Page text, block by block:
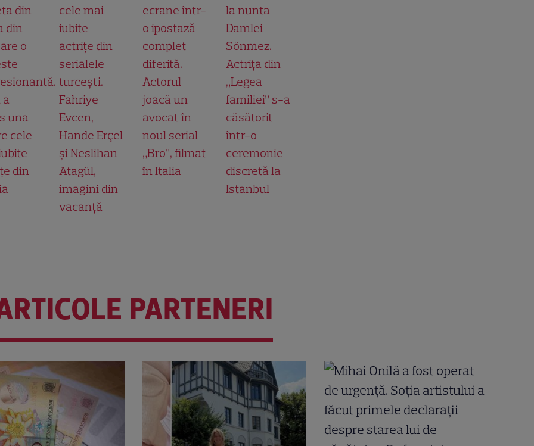
din
din
o
a
una
cele
din
cele mai
iubite
actrițe din
serialele
turcești.
Fahriye
Evcen,
Hande Erçel
și Neslihan
Atagül,
imagini din
vacanță
ecrane într-
o ipostază
complet
diferită.
Actorul
joacă un
avocat în
noul serial
„Bro”, filmat
în Italia
la nunta
Damlei
Sönmez.
Actrița din
„Legea
familiei” s-a
căsătorit
într-o
ceremonie
discretă la
Istanbul
PARTENERI